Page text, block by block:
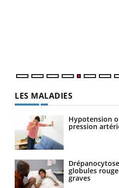
LES MALADIES
Hypotension
pression
globules
graves